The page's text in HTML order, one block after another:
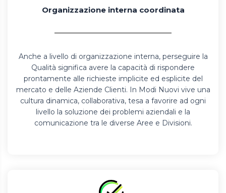
Organizzazione interna coordinata
Anche a livello di organizzazione interna, perseguire la
Qualità significa avere la capacità di rispondere
prontamente alle richieste implicite ed esplicite del
mercato e delle Aziende Clienti. In Modi Nuovi vive una
cultura dinamica, collaborativa, tesa a favorire ad ogni
livello la soluzione dei problemi aziendali e la
comunicazione tra le diverse Aree e Divisioni.